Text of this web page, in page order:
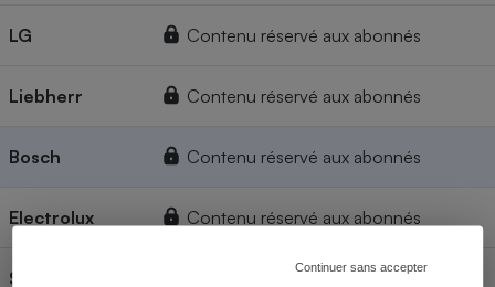
Continuer sans accepter
LG Contenu réservé aux abonnés
Liebherr Contenu réservé aux abonnés
Bosch Contenu réservé aux abonnés
Electrolux Contenu réservé aux abonnés
Samsung Contenu réservé aux abonnés